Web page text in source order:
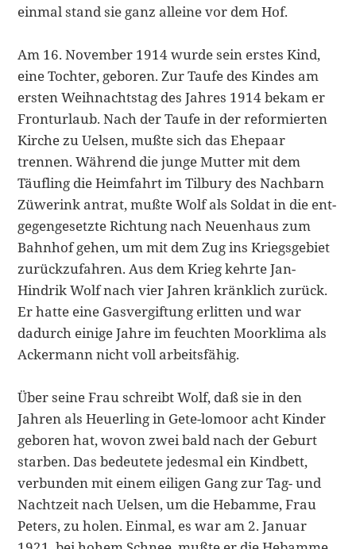
einmal stand sie ganz alleine vor dem Hof.
Am 16. November 1914 wurde sein erstes Kind,
eine Tochter, geboren. Zur Taufe des Kindes am
ersten Weihnachtstag des Jahres 1914 bekam er
Front­urlaub. Nach der Taufe in der reformierten
Kirche zu Uelsen, mußte sich das Ehepaar
trennen. Während die junge Mutter mit dem
Täufling die Heimfahrt im Tilbury des Nachbarn
Züwerink antrat, mußte Wolf als Soldat in die ent­
gegengesetzte Richtung nach Neuenhaus zum
Bahnhof gehen, um mit dem Zug ins Kriegsgebiet
zurückzufahren. Aus dem Krieg kehrte Jan-
Hindrik Wolf nach vier Jahren kränklich zurück.
Er hatte eine Gasvergiftung erlitten und war
dadurch einige Jahre im feuchten Moorklima als
Ackermann nicht voll arbeitsfähig.
Über seine Frau schreibt Wolf, daß sie in den
Jahren als Heuerling in Gete-lomoor acht Kinder
geboren hat, wovon zwei bald nach der Geburt
starben. Das bedeutete jedesmal ein Kindbett,
verbunden mit einem eiligen Gang zur Tag- und
Nachtzeit nach Uelsen, um die Hebamme, Frau
Peters, zu holen. Einmal, es war am 2. Januar